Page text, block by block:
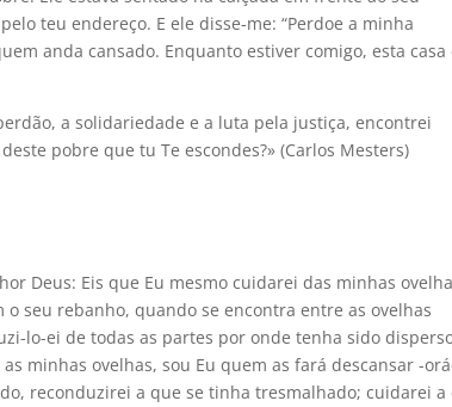
teu endereço. E ele disse-me: “Perdoe a minha
anda cansado. Enquanto estiver comigo, esta casa
a solidariedade e a luta pela justiça, encontrei
pobre que tu Te escondes?» (Carlos Mesters)
Deus: Eis que Eu mesmo cuidarei das minhas
seu rebanho, quando se encontra entre as ovelhas
lo-ei de todas as partes por onde tenha sido
minhas ovelhas, sou Eu quem as fará descansar -
reconduzirei a que se tinha tresmalhado; cuidarei a